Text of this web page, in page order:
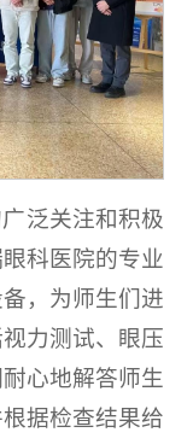
泛关注和积极
科医院的专业
，为师生们进
力测试、眼压
心地解答师生
据检查结果给